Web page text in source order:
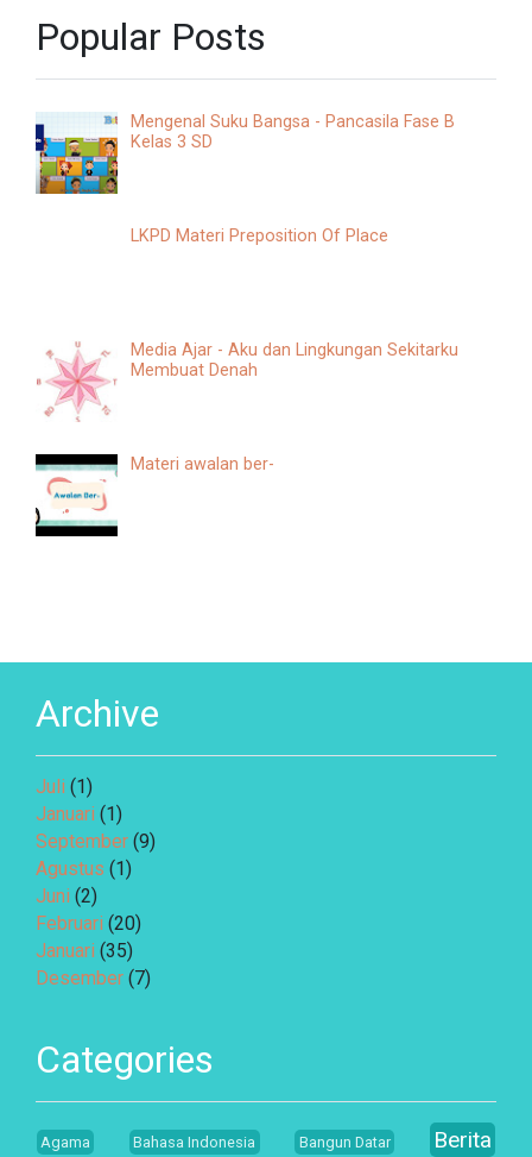
Popular Posts
Mengenal Suku Bangsa - Pancasila Fase B
Kelas 3 SD
LKPD Materi Preposition Of Place
Media Ajar - Aku dan Lingkungan Sekitarku
Membuat Denah
Materi awalan ber-
Archive
Juli (1)
Januari (1)
September (9)
Agustus (1)
Juni (2)
Februari (20)
Januari (35)
Desember (7)
Categories
Agama Bahasa Indonesia Bangun Datar Berita